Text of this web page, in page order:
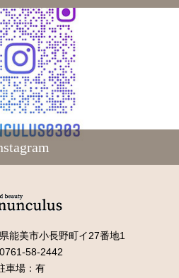
能美市小長野町イ27番地1
58-2442
車場：有